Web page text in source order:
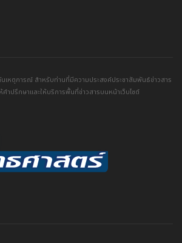
เหตุการณ์ สำหรับท่านที่มีความประสงค์ประชาสัมพันธ์ข่าวสาร
คำปรึกษาและให้บริการพื้นที่ข่าวสารบนหน้าเว็บไซต์